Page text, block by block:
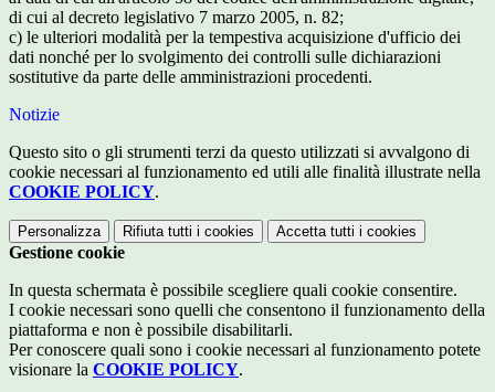
di cui al decreto legislativo 7 marzo 2005, n. 82;
c) le ulteriori modalità per la tempestiva acquisizione d'ufficio dei
dati nonché per lo svolgimento dei controlli sulle dichiarazioni
sostitutive da parte delle amministrazioni procedenti.
Notizie
Questo sito o gli strumenti terzi da questo utilizzati si avvalgono di
cookie necessari al funzionamento ed utili alle finalità illustrate nella
COOKIE POLICY.
Personalizza Rifiuta tutti i cookies Accetta tutti i cookies
Gestione cookie
In questa schermata è possibile scegliere quali cookie consentire.
I cookie necessari sono quelli che consentono il funzionamento della
piattaforma e non è possibile disabilitarli.
Per conoscere quali sono i cookie necessari al funzionamento potete
visionare la COOKIE POLICY.